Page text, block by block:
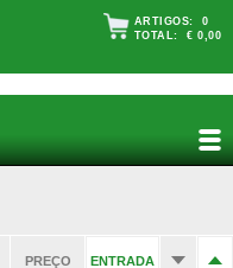
ARTIGOS: 0
TOTAL: € 0,00
PREÇO ENTRADA